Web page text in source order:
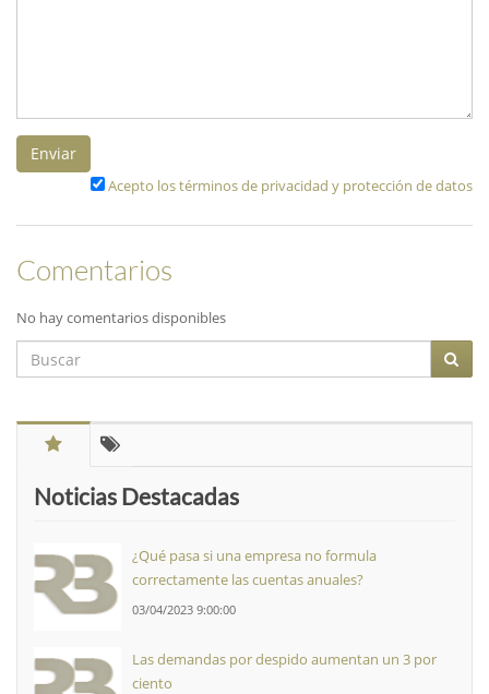
Enviar
Acepto los términos de privacidad y protección de datos
Comentarios
No hay comentarios disponibles
Noticias Destacadas
¿Qué pasa si una empresa no formula
correctamente las cuentas anuales?
03/04/2023 9:00:00
Las demandas por despido aumentan un 3 por
ciento